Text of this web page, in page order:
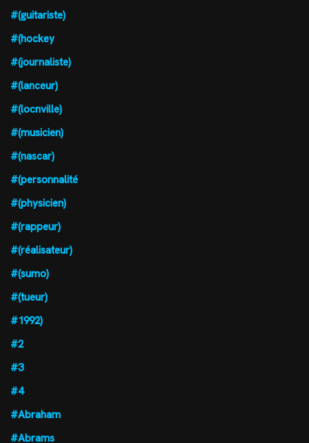
#(guitariste)
#(hockey
#(journaliste)
#(lanceur)
#(locnville)
#(musicien)
#(nascar)
#(personnalité
#(physicien)
#(rappeur)
#(réalisateur)
#(sumo)
#(tueur)
#1992)
#2
#3
#4
#Abraham
#Abrams